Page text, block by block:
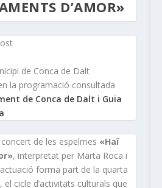
D’AMOR»
de Conca de Dalt
la programació consultada
de Conca de Dalt i Guia
de les espelmes «Haï
, interpretat per Marta Roca i
forma part de la quarta
, el cicle d’activitats culturals que